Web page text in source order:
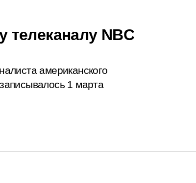
NBC
американского
1 марта